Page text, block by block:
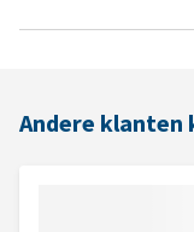
Andere klanten